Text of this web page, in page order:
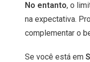
No entanto, o
na expectativa.
complementar o
Se você está em